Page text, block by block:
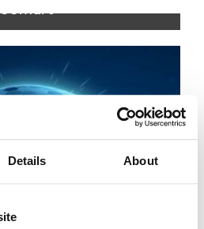
Details About
eSmart